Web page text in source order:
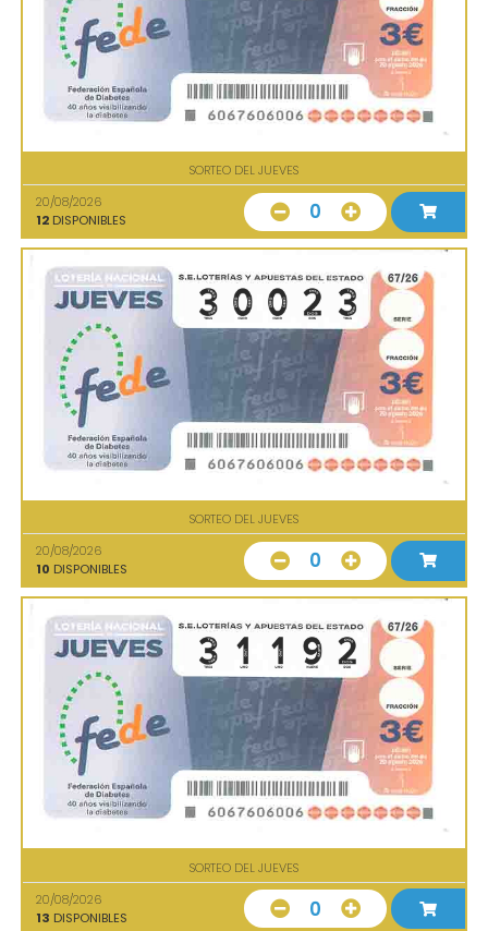
SORTEO DEL JUEVES
20/08/2026
12 DISPONIBLES 0
SORTEO DEL JUEVES
20/08/2026
10 DISPONIBLES 0
SORTEO DEL JUEVES
20/08/2026
13 DISPONIBLES 0